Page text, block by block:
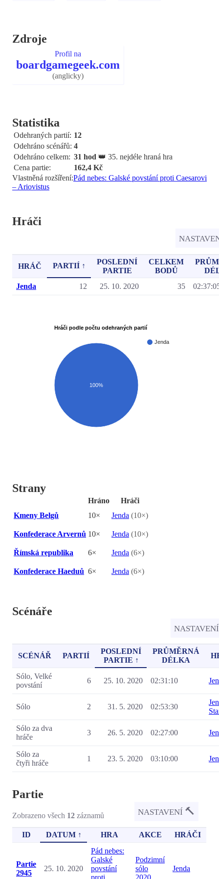
Zdroje
Profil na
boardgamegeek.com
(anglicky)
Statistika
Odehraných partií: 12
Odehráno scénářů: 4
Odehráno celkem: 31 hod 👑 35. nejdéle hraná hra
Cena partie:
162,4 Kč
Vlastněná rozšíření:Pád nebes: Galské povstání proti Caesarovi
– Ariovistus
Hráči
HRÁČ PARTIÍ ↑
POSLEDNÍ
PARTIE
CELKEM
BODŮ
Jenda
12 25. 10. 2020 35
Hráči podle počtu odehraných partií
Jenda
100%
Strany
Hráno
Hráči
Kmeny Belgů
10× Jenda (10×)
Konfederace Arvernů 10× Jenda (10×)
Římská republika 6× Jenda (6×)
Konfederace Haeduů 6× Jenda (6×)
Scénáře
SCÉNÁŘ PARTIÍ
POSLEDNÍ
PARTIE ↑
PRŮMĚRNÁ
DÉLKA
Sólo, Velké
povstání
6 25. 10. 2020 02:31:10
Sólo 2 31. 5. 2020 02:53:30
Sólo za dva
hráče
3 26. 5. 2020 02:27:00
Sólo za
čtyři hráče
1 23. 5. 2020 03:10:00
Partie
Zobrazeno všech 12 záznamů NASTAVENÍ 🔨
ID DATUM ↑ HRA AKCE HRÁČI
Partie
2945
25. 10. 2020
Pád nebes:
Galské
povstání
Podzimní
sólo
Jenda